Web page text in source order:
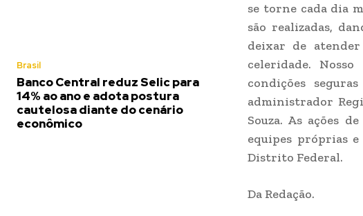
Brasil
Banco Central reduz Selic para
14% ao ano e adota postura
cautelosa diante do cenário
econômico
se torne cada dia
são realizadas,
deixar de atender
celeridade.
condições
administrador
Souza. As ações
equipes próprias
Distrito Federal.
Da Redação.